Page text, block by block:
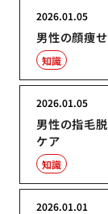
男性の顔痩
2026.01.05
知識
男性の指毛
ケア
2026.01.05
知識
2026.01.01